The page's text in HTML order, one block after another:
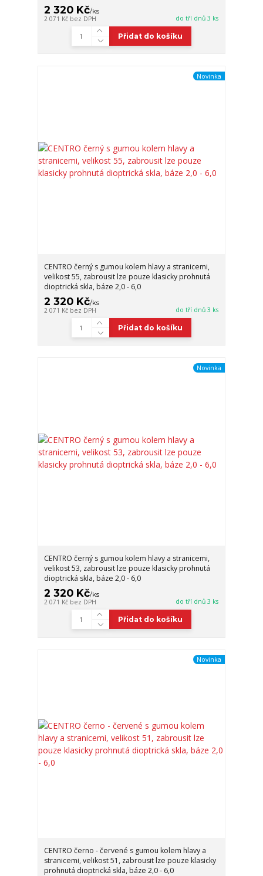
2 320 Kč/ks
2 071 Kč bez DPH do tří dnů 3 ks
Přidat do košíku
Novinka
CENTRO černý s gumou kolem hlavy a stranicemi,
velikost 55, zabrousit lze pouze klasicky prohnutá
dioptrická skla, báze 2,0 - 6,0
2 320 Kč/ks
2 071 Kč bez DPH do tří dnů 3 ks
Přidat do košíku
Novinka
CENTRO černý s gumou kolem hlavy a stranicemi,
velikost 53, zabrousit lze pouze klasicky prohnutá
dioptrická skla, báze 2,0 - 6,0
2 320 Kč/ks
2 071 Kč bez DPH do tří dnů 3 ks
Přidat do košíku
Novinka
CENTRO černo - červené s gumou kolem hlavy a
stranicemi, velikost 51, zabrousit lze pouze klasicky
prohnutá dioptrická skla, báze 2,0 - 6,0